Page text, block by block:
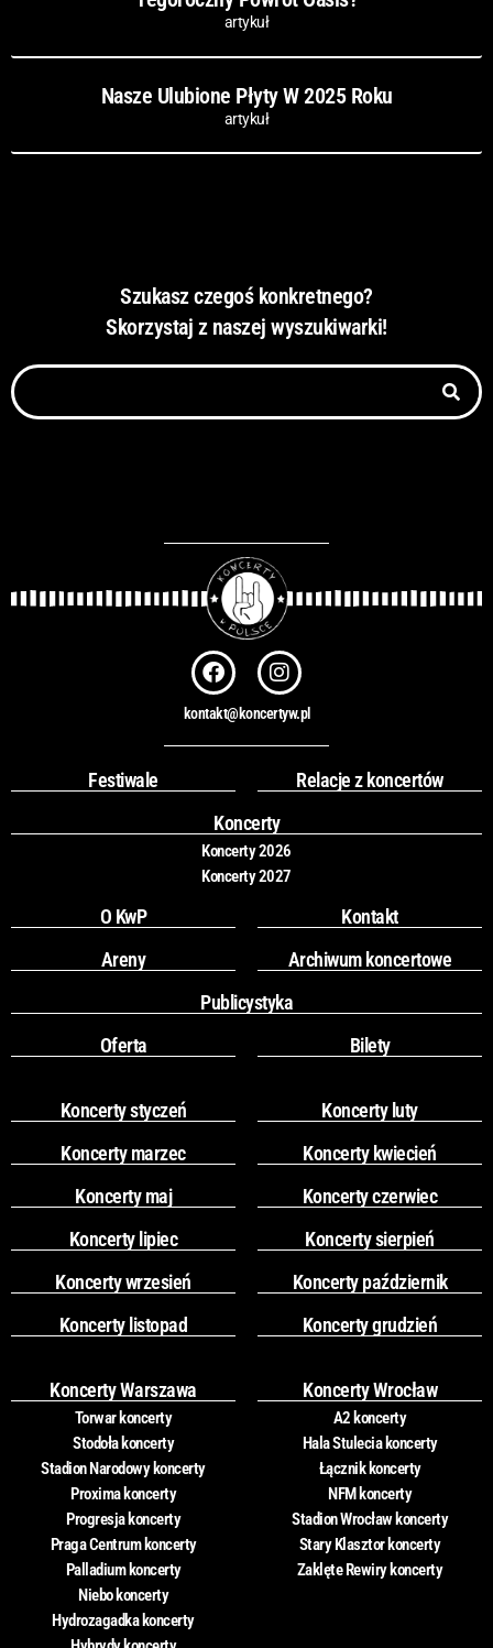
artykuł
Nasze Ulubione Płyty W 2025 Roku
artykuł
Szukasz czegoś konkretnego?
Skorzystaj z naszej wyszukiwarki!
Szukaj
F
a
c
e
b
o
k
I
n
s
t
a
r
a
m
kontakt@koncertyw.pl
Festiwale
Relacje z koncertów
Koncerty
Koncerty 2026
Koncerty 2027
O KwP
Kontakt
Areny
Archiwum koncertowe
Publicystyka
Oferta
Bilety
Koncerty styczeń
Koncerty luty
Koncerty marzec
Koncerty kwiecień
Koncerty maj
Koncerty czerwiec
Koncerty lipiec
Koncerty sierpień
Koncerty wrzesień
Koncerty październik
Koncerty listopad
Koncerty grudzień
Koncerty Warszawa
Torwar koncerty
Stodoła koncerty
Stadion Narodowy koncerty
Proxima koncerty
Progresja koncerty
Praga Centrum koncerty
Palladium koncerty
Niebo koncerty
Hydrozagadka koncerty
Koncerty Wrocław
A2 koncerty
Hala Stulecia koncerty
Łącznik koncerty
NFM koncerty
Stadion Wrocław koncerty
Stary Klasztor koncerty
Zaklęte Rewiry koncerty